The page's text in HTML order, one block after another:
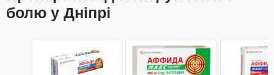
болю у Дніпрі